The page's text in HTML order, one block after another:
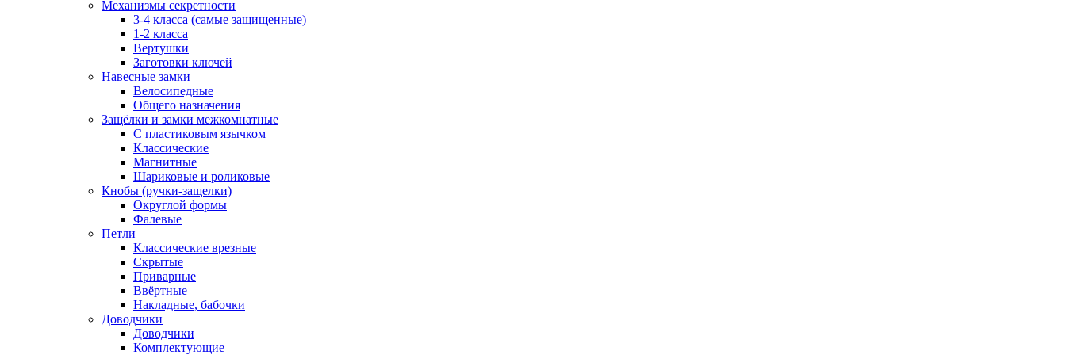
Механизмы секретности
3-4 класса (самые защищенные)
1-2 класса
Вертушки
Заготовки ключей
Навесные замки
Велосипедные
Общего назначения
Защёлки и замки межкомнатные
С пластиковым язычком
Классические
Магнитные
Шариковые и роликовые
Кнобы (ручки-защелки)
Округлой формы
Фалевые
Петли
Классические врезные
Скрытые
Приварные
Ввёртные
Накладные, бабочки
Доводчики
Доводчики
Комплектующие